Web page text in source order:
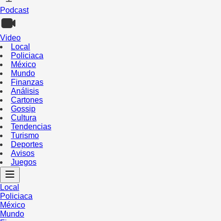
Podcast
Video
Local
Policiaca
México
Mundo
Finanzas
Análisis
Cartones
Gossip
Cultura
Tendencias
Turismo
Deportes
Avisos
Juegos
Local
Policiaca
México
Mundo